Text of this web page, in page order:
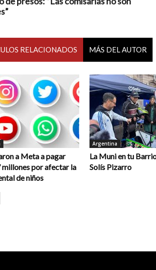
RELACIONADOS MÁS DEL AUTOR
a Meta a pagar
millones por afectar la
de niños
Argentina
La Muni en tu
Solís Pizarro